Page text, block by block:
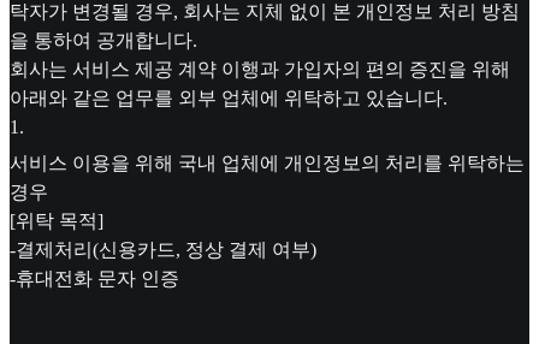
탁자가 변경될 경우, 회사는 지체 없이 본 개인정보 처리 방침
을 통하여 공개합니다.
회사는 서비스 제공 계약 이행과 가입자의 편의 증진을 위해
아래와 같은 업무를 외부 업체에 위탁하고 있습니다.
1 .
서비스 이용을 위해 국내 업체에 개인정보의 처리를 위탁하는
경우
[위탁 목적]
-결제처리(신용카드, 정상 결제 여부)
-휴대전화 문자 인증